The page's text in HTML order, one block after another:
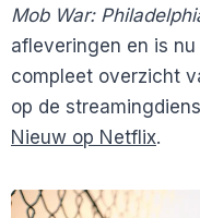
Mob War:
afleveringen en is
compleet overzicht
op de
Nieuw op Netflix.